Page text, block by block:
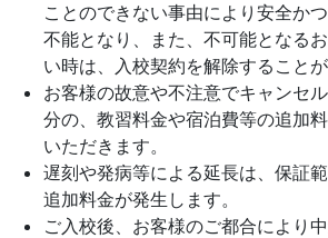
ことのできない事由により安全か
不能となり、また、不可能となる
い時は、入校契約を解除することが
お客様の故意や不注意でキャンセ
分の、教習料金や宿泊費等の追加
いただきます。
遅刻や発病等による延長は、保証範
追加料金が発生します。
ご入校後、お客様のご都合により